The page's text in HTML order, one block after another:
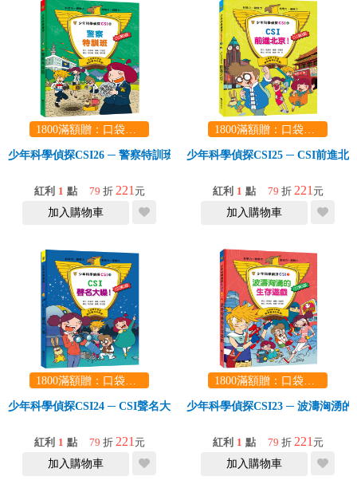
1800滿額贈：口袋玩具一份（隨機出貨） (summer read)
少年科學偵探CSI26 ─ 警察特訓班
紅利 1 點 79 折 221 元
加入購物車
1800滿額贈：口袋玩具一份（隨機出貨） (summer read)
少年科學偵探CSI25 ─ CSI前進北
紅利 1 點 79 折 221 元
加入購物車
1800滿額贈：口袋玩具一份（隨機出貨） (summer read)
少年科學偵探CSI24 ─ CSI聲名大噪！
紅利 1 點 79 折 221 元
加入購物車
1800滿額贈：口袋玩具一份（隨機出貨） (summer read)
少年科學偵探CSI23 ─ 波濤洶湧的
紅利 1 點 79 折 221 元
加入購物車